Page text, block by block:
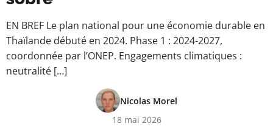
EN BREF Le plan national pour une économie durable en
Thaïlande débuté en 2024. Phase 1 : 2024-2027,
coordonnée par l’ONEP. Engagements climatiques :
neutralité […]
Nicolas Morel
18 mai 2026